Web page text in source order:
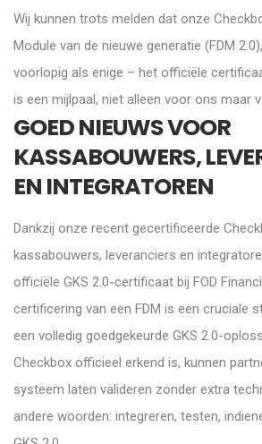
Wij kunnen trots melden dat onze
Module van de nieuwe generatie (FDM
voorlopig als enige – het officiële
is een mijlpaal, niet alleen voor ons maar
GOED NIEUWS VOOR
KASSABOUWERS,
EN INTEGRATOREN
Dankzij onze recent gecertificeerde
kassabouwers, leveranciers en
officiële GKS 2.0-certificaat bij FOD
certificering van een FDM is een cruciale
een volledig goedgekeurde GKS 2.0-
Checkbox officieel erkend is, kunnen
systeem laten valideren zonder extra
andere woorden: integreren, testen,